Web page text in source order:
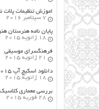
اموزش تنظیمات پلات
7 سپتامبر 2016
پایان نامه هنرستان
18 ژانویه 2015
فرهنگسراي موسيقي
21 ژانویه 2015
دانلود اسکیچ آپ ۲۰۱۵
18 ژانویه 2015
بررسی معماری کلاسیک
28 فوریه 2015